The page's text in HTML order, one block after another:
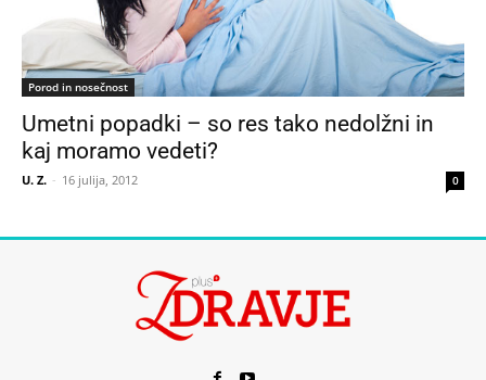
Porod in nosečnost
Umetni popadki – so res tako nedolžni in
kaj moramo vedeti?
U. Z. - 16 julija, 2012 0